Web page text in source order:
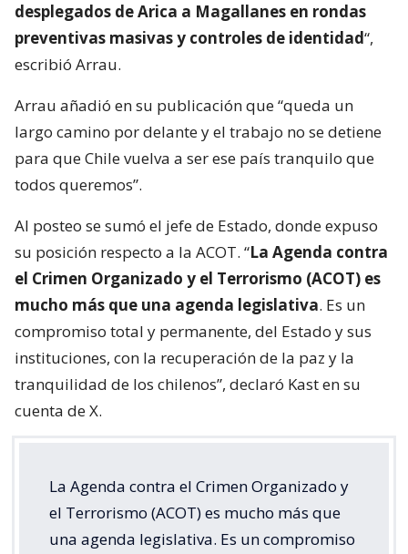
desplegados de Arica a Magallanes en rondas
preventivas masivas y controles de identidad“,
escribió Arrau.
Arrau añadió en su publicación que “queda un
largo camino por delante y el trabajo no se detiene
para que Chile vuelva a ser ese país tranquilo que
todos queremos”.
Al posteo se sumó el jefe de Estado, donde expuso
su posición respecto a la ACOT. “La Agenda contra
el Crimen Organizado y el Terrorismo (ACOT) es
mucho más que una agenda legislativa. Es un
compromiso total y permanente, del Estado y sus
instituciones, con la recuperación de la paz y la
tranquilidad de los chilenos”, declaró Kast en su
cuenta de X.
La Agenda contra el Crimen Organizado y
el Terrorismo (ACOT) es mucho más que
una agenda legislativa. Es un compromiso